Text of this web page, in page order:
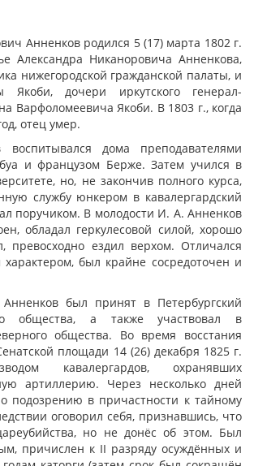
Анненков родился 5 (17) марта 1802 г.
Александра Никаноровича Анненкова,
нижегородской гражданской палаты, и
дочери иркутского генерал-
Варфоломеевича Якоби. В 1803 г., когда
отец умер.
дома преподавателями
и французом Берже. Затем учился в
но, не закончив полного курса,
службу юнкером в кавалергардский
поручиком. В молодости И. А. Анненков
обладал геркулесовой силой, хорошо
превосходно ездил верхом. Отличался
был крайне сосредоточен и
был принят в Петербургский
общества, а также участвовал в
общества. Во время восстания
площади 14 (26) декабря 1825 г.
кавалергардов, охранявших
артиллерию. Через несколько дней
подозрению в причастности к тайному
оговорил себя, признавшись, что
но не донёс об этом. Был
причислен к II разряду осуждённых и